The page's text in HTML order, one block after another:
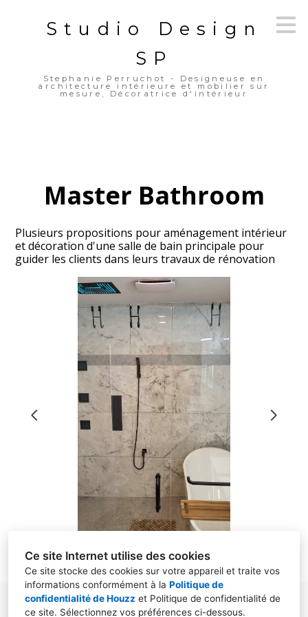
Ce site Internet utilise des cookies
Ce site stocke des cookies sur votre appareil et traite vos
informations conformément à la Politique de
confidentialité de Houzz et Politique de confidentialité de
ce site. Sélectionnez vos préférences ci-dessous.
Studio Design
SP
Stephanie Perruchot - Designeuse en
architecture intérieure et mobilier sur
mesure, Décoratrice d'intérieur
ACCUEIL
À PROPOS
PROJETS & RÉALISATIONS
PROJETS SIGNATURES _
RÉVÉLEZ VOTRE UNIVERS
PRESTATIONS ET TARIFS
BLOG
CONTACT
Master Bathroom
Plusieurs propositions pour aménagement intérieur
et décoration d'une salle de bain principale pour
guider les clients dans leurs travaux de rénovation
Etrigny, 71240, Etrigny